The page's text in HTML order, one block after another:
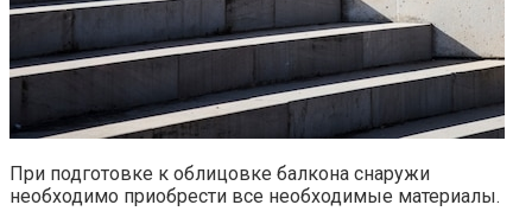
При подготовке к облицовке балкона снаружи
необходимо приобрести все необходимые материалы.​